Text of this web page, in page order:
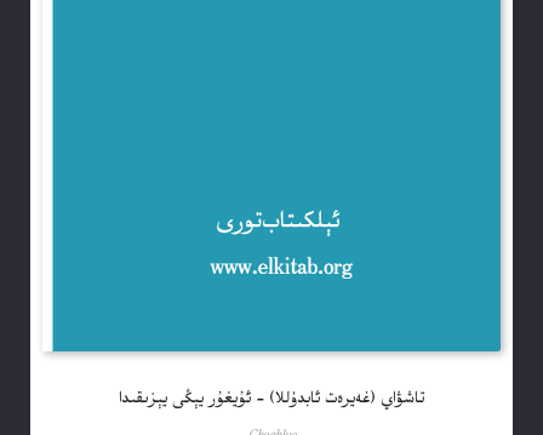
تاشۋاي (غەيرەت ئابدۇللا) – ئۇيغۇر يېڭى يېزىقىدا